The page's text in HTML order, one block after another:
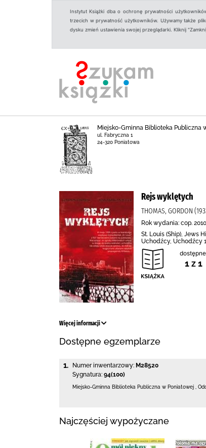
Instytut Książki dba o ochronę prywatności
trzecich w prywatność użytkowników. Używamy także
dysku zmień ustawienia swojej przeglądarki. Kliknij
Miejsko-Gminna Biblioteka Publiczna
ul. Fabryczna 1
24-320 Poniatowa
Rejs wyklętych
THOMAS, GORDON
Rok wydania: cop.
St. Louis (Ship), Jews
Uchodźcy, Uchodźcy
1 z 1
Więcej informacji
Dostępne egzemplarze
1. Numer inwentarzowy: M28520
Sygnatura: 94(100)
Miejsko-Gminna Biblioteka Publiczna w Poniatowej
Najczęściej wypożyczane